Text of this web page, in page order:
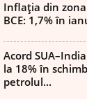
Inflația din
BCE: 1,7% în
Acord
la 18% în
petrolul...